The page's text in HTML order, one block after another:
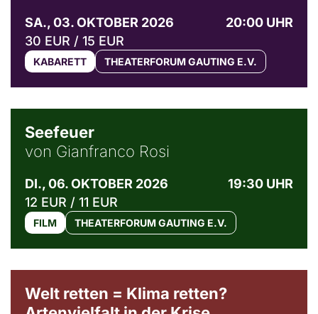
SA., 03. OKTOBER 2026
20:00 UHR
30 EUR / 15 EUR
KABARETT THEATERFORUM GAUTING E.V.
Seefeuer
von Gianfranco Rosi
DI., 06. OKTOBER 2026
19:30 UHR
12 EUR / 11 EUR
FILM THEATERFORUM GAUTING E.V.
Welt retten = Klima retten?